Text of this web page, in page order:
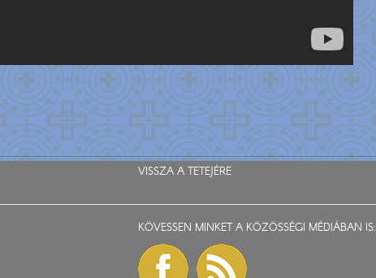
VISSZA A TETEJÉRE
KÖVESSEN MINKET A KÖZÖSSÉGI MÉDIÁBAN IS: